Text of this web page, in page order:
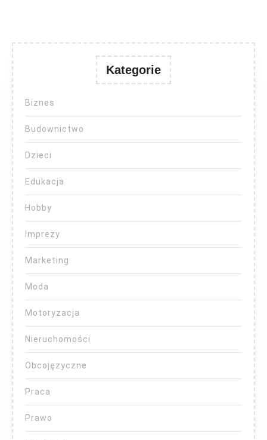
Kategorie
Biznes
Budownictwo
Dzieci
Edukacja
Hobby
Imprezy
Marketing
Moda
Motoryzacja
Nieruchomości
Obcojęzyczne
Praca
Prawo